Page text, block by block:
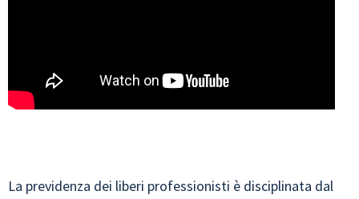
La previdenza dei liberi professionisti è disciplinata dal